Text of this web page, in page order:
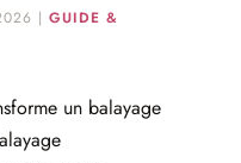
| GUIDE &
un balayage